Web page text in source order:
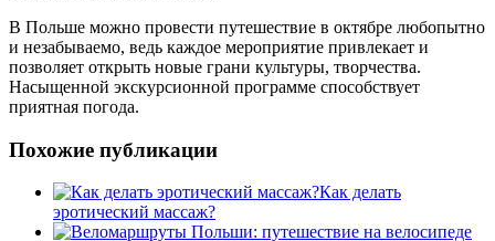
В Польше можно провести путешествие в октябре любопытно
и незабываемо, ведь каждое мероприятие привлекает и
позволяет открыть новые грани культуры, творчества.
Насыщенной экскурсионной программе способствует
приятная погода.
Похожие публикации
Как делать
эротический массаж?